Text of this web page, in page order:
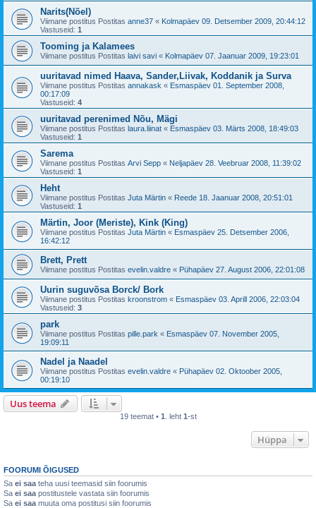
Narits(Nõel)
Viimane postitus Postitas anne37 « Kolmapäev 09. Detsember 2009, 20:44:12
Vastuseid: 1
Tooming ja Kalamees
Viimane postitus Postitas laivi savi « Kolmapäev 07. Jaanuar 2009, 19:23:01
uuritavad nimed Haava, Sander,Liivak, Koddanik ja Surva
Viimane postitus Postitas annakask « Esmaspäev 01. September 2008,
00:17:09
Vastuseid: 4
uuritavad perenimed Nõu, Mägi
Viimane postitus Postitas laura.liinat « Esmaspäev 03. Märts 2008, 18:49:03
Vastuseid: 1
Sarema
Viimane postitus Postitas Arvi Sepp « Neljapäev 28. Veebruar 2008, 11:39:02
Vastuseid: 1
Heht
Viimane postitus Postitas Juta Märtin « Reede 18. Jaanuar 2008, 20:51:01
Vastuseid: 1
Märtin, Joor (Meriste), Kink (King)
Viimane postitus Postitas Juta Märtin « Esmaspäev 25. Detsember 2006,
16:42:12
Brett, Prett
Viimane postitus Postitas evelin.valdre « Pühapäev 27. August 2006, 22:01:08
Uurin suguvõsa Borck/ Bork
Viimane postitus Postitas kroonstrom « Esmaspäev 03. Aprill 2006, 22:03:04
Vastuseid: 3
park
Viimane postitus Postitas pille.park « Esmaspäev 07. November 2005,
19:09:11
Nadel ja Naadel
Viimane postitus Postitas evelin.valdre « Pühapäev 02. Oktoober 2005,
00:19:10
Uus teema
19 teemat • 1 . leht 1-st
Hüppa
FOORUMI ÕIGUSED
Sa ei saa teha uusi teemasid siin foorumis
Sa ei saa postitustele vastata siin foorumis
Sa ei saa muuta oma postitusi siin foorumis